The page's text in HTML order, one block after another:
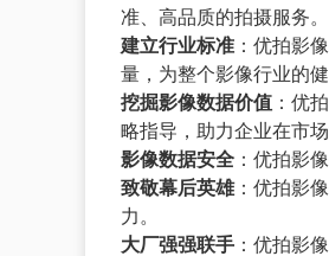
准、高品质的拍摄服务
建立行业标准 ：优拍影
量，为整个影像行业的
挖掘影像数据价值 ：优
略指导，助力企业在市
影像数据安全 ：优拍影
致敬幕后英雄：优拍影
力。
大厂强强联手 ：优拍影